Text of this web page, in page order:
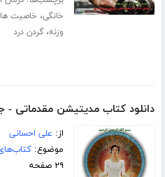
خانگی، خاصیت
وزنه،گردن درد
دانلود کتاب مدیتیشن مقدماتی -
از: علی احسانی
موضوع:
۲۹ صفحه